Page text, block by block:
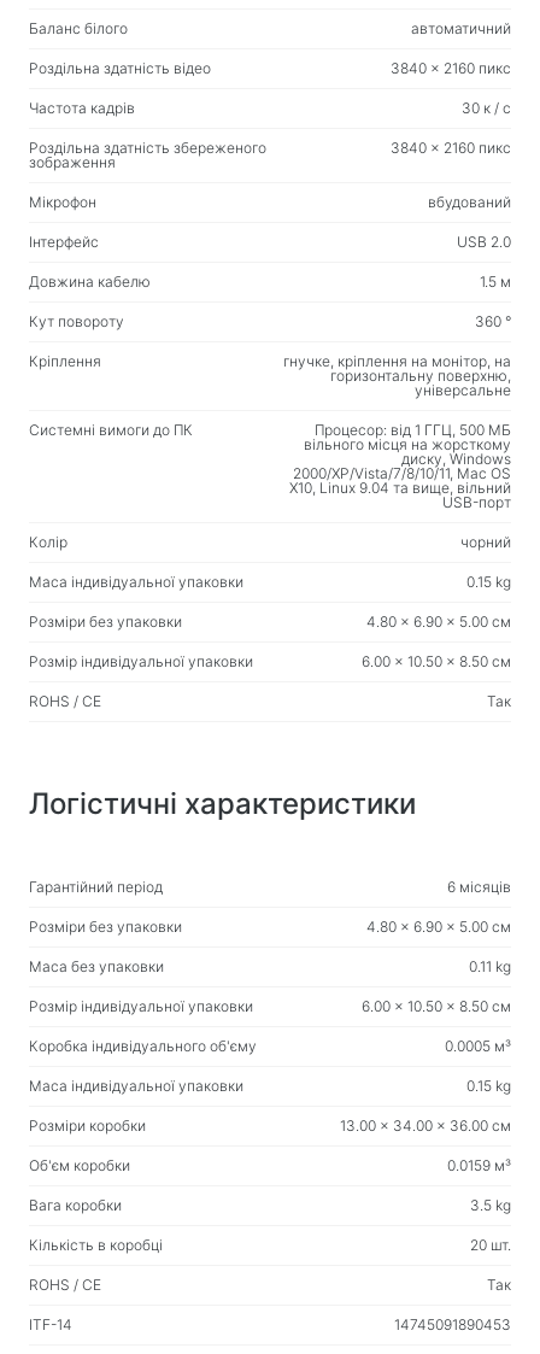
Журнальні столики
Барні стільці
Ігрові крісла
Товари для дому
Тестові продукти
Масажери
Баланс білого автоматичний
Роздільна здатність відео 3840 x 2160 пикс
Частота кадрів 30 к / с
Роздільна здатність збереженого
зображення
3840 x 2160 пикс
Мікрофон вбудований
Інтерфейс USB 2.0
Довжина кабелю 1.5 м
Кут повороту 360 °
Кріплення
гнучке, кріплення на монітор, на
горизонтальну поверхню,
універсальне
Системні вимоги до ПК
Процесор: від 1 ГГЦ, 500 МБ
вільного місця на жорсткому
диску, Windows
2000/XP/Vista/7/8/10/11, Mac OS
X10, Linux 9.04 та вище, вільний
USB-порт
Колір чорний
Маса індивідуальної упаковки 0.15 kg
Розміри без упаковки 4.80 x 6.90 x 5.00 см
Розмір індивідуальної упаковки 6.00 x 10.50 x 8.50 см
ROHS / CE Так
Логістичні характеристики
Гарантійний період 6 місяців
Розміри без упаковки 4.80 x 6.90 x 5.00 см
Маса без упаковки 0.11 kg
Розмір індивідуальної упаковки 6.00 x 10.50 x 8.50 см
Коробка індивідуального об'єму 0.0005 м³
Маса індивідуальної упаковки 0.15 kg
Розміри коробки 13.00 x 34.00 x 36.00 см
Об'єм коробки 0.0159 м³
Вага коробки 3.5 kg
Кількість в коробці 20 шт.
ROHS / CE Так
ITF-14 14745091890453